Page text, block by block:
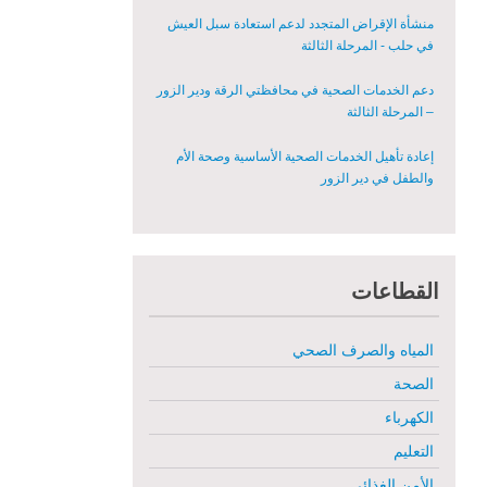
منشأة الإقراض المتجدد لدعم استعادة سبل العيش
في حلب - المرحلة الثالثة
دعم الخدمات الصحية في محافظتي الرقة ودير الزور
– المرحلة الثالثة
إعادة تأهيل الخدمات الصحية الأساسية وصحة الأم
والطفل في دير الزور
مشروع إعادة تأهيل المأوى والبنية التحتية المستدامة
مبادرة متعددة القطاعات لإعادة التأهيل في مدينة
جسر الشغور
تقديم خدمات الرعاية الصحية الأولية في محافظة دير
الزور - المرحلة الخامسة
القطاعات
المياه والصرف الصحي
الصحة
الكهرباء
التعليم